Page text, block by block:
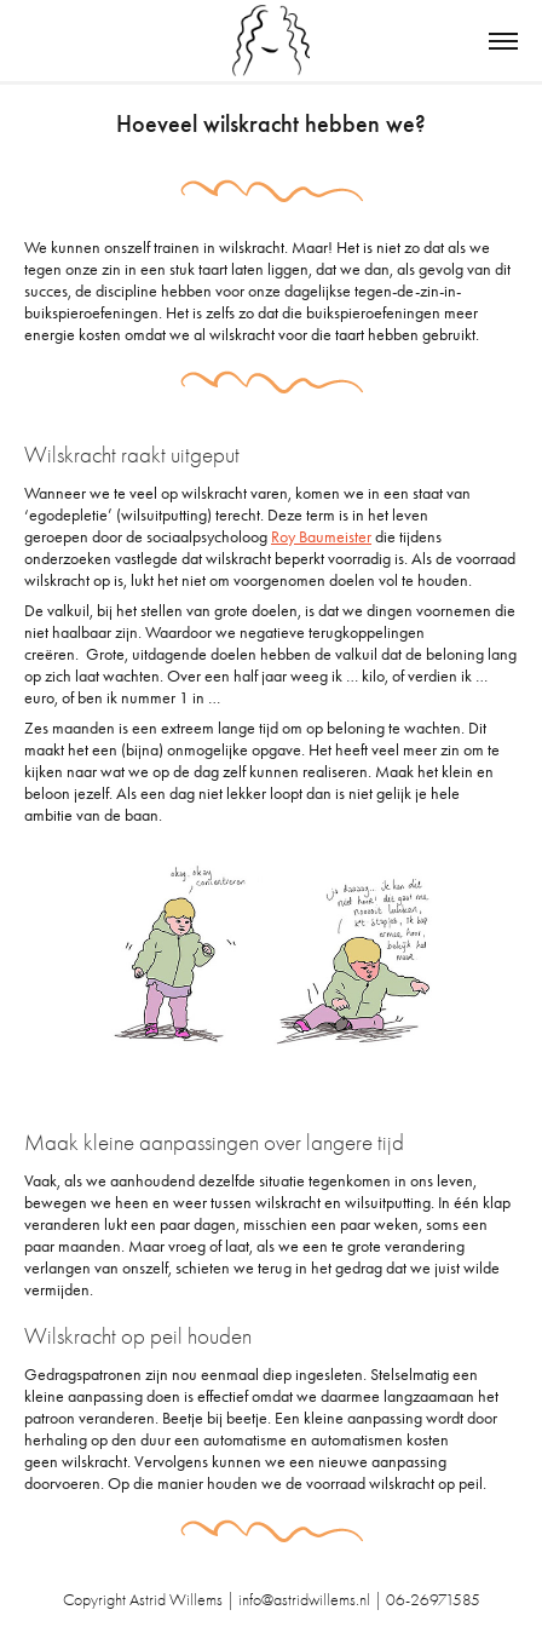
Hoeveel wilskracht hebben we?
We kunnen onszelf trainen in wilskracht. Maar! Het is niet zo dat als we
tegen onze zin in een stuk taart laten liggen, dat we dan, als gevolg van dit
succes, de discipline hebben voor onze dagelijkse tegen-de-zin-in-
buikspieroefeningen. Het is zelfs zo dat die buikspieroefeningen meer
energie kosten omdat we al wilskracht voor die taart hebben gebruikt.
Wilskracht raakt uitgeput
Wanneer we te veel op wilskracht varen, komen we in een staat van
‘egodepletie’ (wilsuitputting) terecht. Deze term is in het leven
geroepen door de sociaalpsycholoog Roy Baumeisterdie tijdens
onderzoeken vastlegde dat wilskracht beperkt voorradig is. Als de voorraad
wilskracht op is, lukt het niet om voorgenomen doelen vol te houden.
De valkuil, bij het stellen van grote doelen, is dat we dingen voornemen die
niet haalbaar zijn. Waardoor we negatieve terugkoppelingen
creëren. Grote, uitdagende doelen hebben de valkuil dat de beloning lang
op zich laat wachten. Over een half jaar weeg ik … kilo, of verdien ik …
euro, of ben ik nummer 1 in …
Zes maanden is een extreem lange tijd om op beloning te wachten. Dit
maakt het een (bijna) onmogelijke opgave. Het heeft veel meer zin om te
kijken naar wat we op de dag zelf kunnen realiseren. Maak het klein en
beloon jezelf. Als een dag niet lekker loopt dan is niet gelijk je hele
ambitie van de baan.
Maak kleine aanpassingen over langere tijd
Vaak, als we aanhoudend dezelfde situatie tegenkomen in ons leven,
bewegen we heen en weer tussen wilskracht en wilsuitputting. In één klap
veranderen lukt een paar dagen, misschien een paar weken, soms een
paar maanden. Maar vroeg of laat, als we een te grote verandering
verlangen van onszelf, schieten we terug in het gedrag dat we juist wilde
vermijden.
Wilskracht op peil houden
Gedragspatronen zijn nou eenmaal diep ingesleten. Stelselmatig een
kleine aanpassing doen is effectief omdat we daarmee langzaamaan het
patroon veranderen. Beetje bij beetje. Een kleine aanpassing wordt door
herhaling op den duur een automatisme en automatismen kosten
geen wilskracht. Vervolgens kunnen we een nieuwe aanpassing
doorvoeren. Op die manier houden we de voorraad wilskracht op peil.
Copyright Astrid Willems | info@astridwillems.nl | 06-26971585